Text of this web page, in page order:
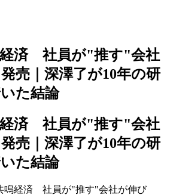
経済 社員が"推す"会社
売｜深澤了が10年の研
た結論
経済 社員が"推す"会社
売｜深澤了が10年の研
た結論
鳴経済 社員が"推す"会社が伸び